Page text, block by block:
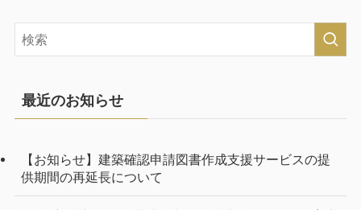
最近のお知らせ
【お知らせ】建築確認申請図書作成支援サービスの提
供期間の再延長について